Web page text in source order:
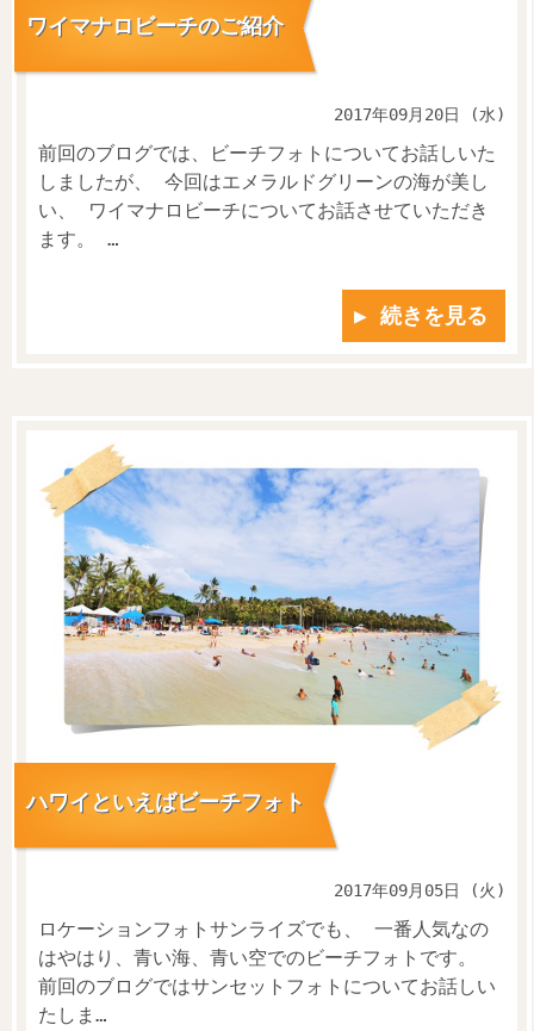
ワイマナロビーチのご紹介
2017年09月20日 (水)
前回のブログでは、ビーチフォトについてお話しいた
しましたが、 今回はエメラルドグリーンの海が美し
い、 ワイマナロビーチについてお話させていただき
ます。 …
▶ 続きを見る
ハワイといえばビーチフォト
2017年09月05日 (火)
ロケーションフォトサンライズでも、 一番人気なの
はやはり、青い海、青い空でのビーチフォトです。
前回のブログではサンセットフォトについてお話しい
たしま…